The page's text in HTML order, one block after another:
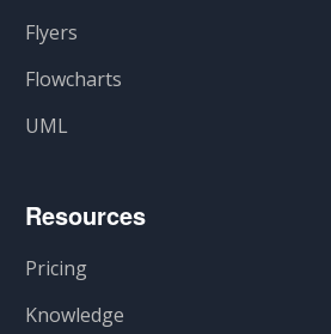
Flyers
Flowcharts
UML
Resources
Pricing
Knowledge